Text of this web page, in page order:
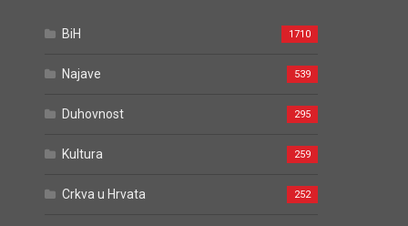
BiH 1710
Najave 539
Duhovnost 295
Kultura 259
Crkva u Hrvata 252